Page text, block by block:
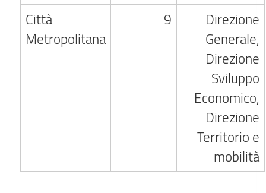
Città
Metropolitana
9
Direzione
Generale,
Direzione
Sviluppo
Economico,
Direzione
Territorio e
mobilità